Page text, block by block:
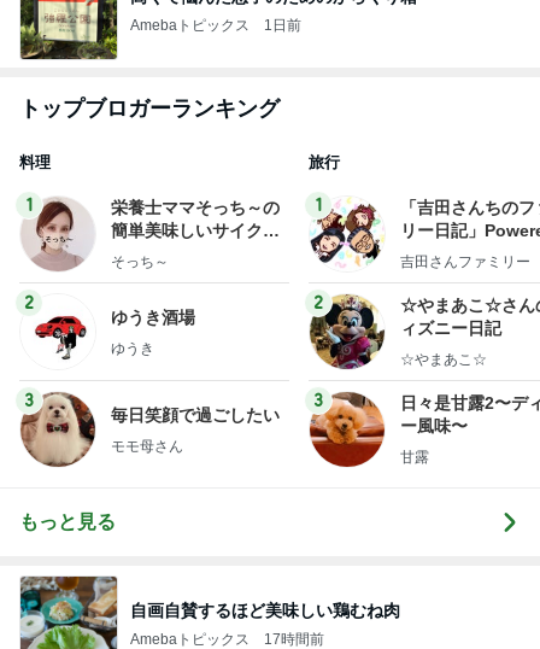
Amebaトピックス 1日前
トップブロガーランキング
料理
1
栄養士ママそっち～の
簡単美味しいサイクル
献立
そっち～
2
ゆうき酒場
ゆうき
3
毎日笑顔で過ごしたい
モモ母さん
旅行
1
「吉田さんちの
リー日記」
y Ameba 吉田さ
ログ
吉田さんファミリー
2
☆やまあこ☆さん
ィズニー日記
☆やまあこ☆
3
日々是甘露2〜デ
ー風味〜
甘露
もっと見る
自画自賛するほど美味しい鶏むね肉
Amebaトピックス 17時間前